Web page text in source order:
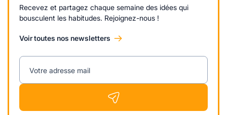
Recevez et partagez chaque semaine des idées qui
bousculent les habitudes. Rejoignez-nous !
Voir toutes nos newsletters
Votre adresse mail